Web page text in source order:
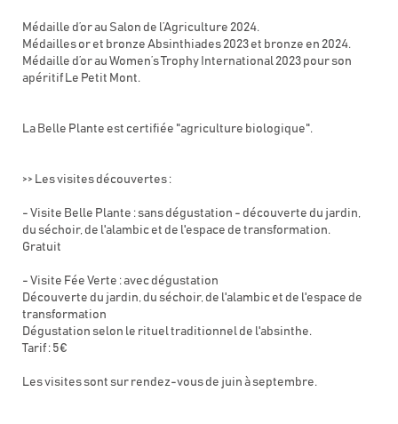
Médaille d’or au Salon de l’Agriculture 2024.
Médailles or et bronze Absinthiades 2023 et bronze en 2024.
Médaille d’or au Women’s Trophy International 2023 pour son
apéritif Le Petit Mont.
La Belle Plante est certifiée "agriculture biologique".
>> Les visites découvertes :
- Visite Belle Plante : sans dégustation - découverte du jardin,
du séchoir, de l'alambic et de l'espace de transformation.
Gratuit
- Visite Fée Verte : avec dégustation
Découverte du jardin, du séchoir, de l'alambic et de l'espace de
transformation
Dégustation selon le rituel traditionnel de l'absinthe.
Tarif : 5€
Les visites sont sur rendez-vous de juin à septembre.